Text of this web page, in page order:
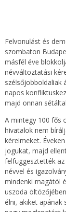
Felvonulást és
szombaton
másfél éve
névváltoztatási
szélsőjobboldaliak
napos
majd onnan
A mintegy 100 fős
hivatalok nem
kérelmeket.
jogukat, majd
felfüggesztették
névvel és
mindenki magától
uszoda
élni, akiket apának